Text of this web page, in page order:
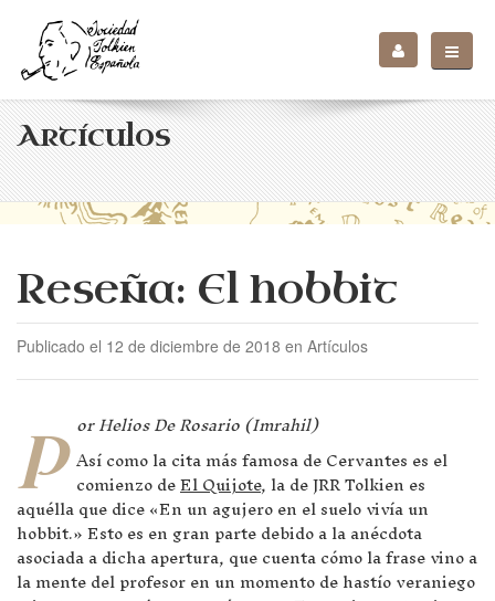
Artículos
Reseña: El hobbit
Publicado el 12 de diciembre de 2018 en Artículos
p or Helios De Rosario (Imrahil)
Así como la cita más famosa de Cervantes es el
comienzo deEl Quijote, la de JRR Tolkien es
aquélla que dice «En un agujero en el suelo vivía un
hobbit.» Esto es en gran parte debido a la anécdota
asociada a dicha apertura, que cuenta cómo la frase vino a
la mente del profesor en un momento de hastío veraniego